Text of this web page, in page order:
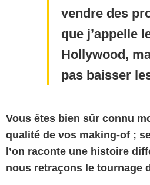
vendre des
que j’appelle
Hollywood,
pas baisser
Vous êtes bien sûr connu
qualité de vos making-of ;
l’on raconte une histoire
nous retraçons le tournage